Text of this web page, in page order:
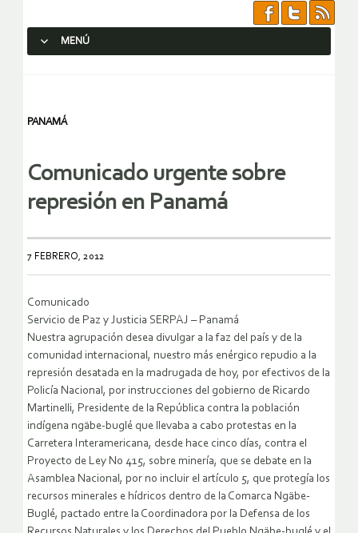
MENÚ
PANAMÁ
Comunicado urgente sobre
represión en Panamá
7 FEBRERO, 2012
Comunicado
Servicio de Paz y Justicia SERPAJ – Panamá
Nuestra agrupación desea divulgar a la faz del país y de la
comunidad internacional, nuestro más enérgico repudio a la
represión desatada en la madrugada de hoy, por efectivos de la
Policía Nacional, por instrucciones del gobierno de Ricardo
Martinelli, Presidente de la República contra la población
indígena ngäbe-buglé que llevaba a cabo protestas en la
Carretera Interamericana, desde hace cinco días, contra el
Proyecto de Ley No 415, sobre minería, que se debate en la
Asamblea Nacional, por no incluir el artículo 5, que protegía los
recursos minerales e hídricos dentro de la Comarca Ngäbe-
Buglé, pactado entre la Coordinadora por la Defensa de los